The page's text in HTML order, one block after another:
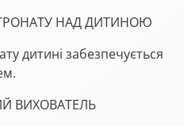
НАД ДИТИНОЮ
дитині забезпечується
ВИХОВАТЕЛЬ